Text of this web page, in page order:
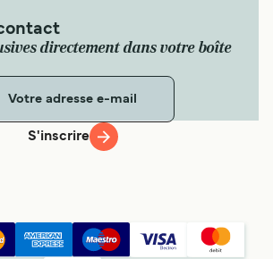
directement dans votre boîte
S'inscrire